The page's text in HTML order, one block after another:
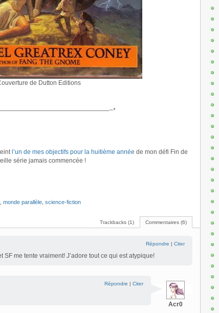
de Dutton Editions
l’un de mes objectifs pour la huitième année de mon défi Fin de
série jamais commencée !
, monde parallèle science-fiction
Commentaires (6)
Trackbacks (1)
Répondre | Citer
SF me tente vraiment! J’adore tout ce qui est atypique!
Acr0
Répondre | Citer